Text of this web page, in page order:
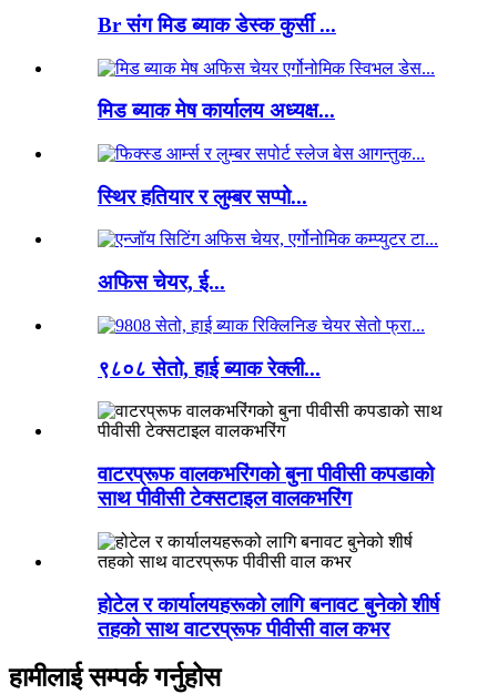
Br संग मिड ब्याक डेस्क कुर्सी ...
मिड ब्याक मेष कार्यालय अध्यक्ष...
स्थिर हतियार र लुम्बर सप्पो...
अफिस चेयर, ई...
९८०८ सेतो, हाई ब्याक रेक्ली...
वाटरप्रूफ वालकभरिंगको बुना पीवीसी कपडाको
साथ पीवीसी टेक्सटाइल वालकभरिंग
होटेल र कार्यालयहरूको लागि बनावट बुनेको शीर्ष
तहको साथ वाटरप्रूफ पीवीसी वाल कभर
हामीलाई सम्पर्क गर्नुहोस